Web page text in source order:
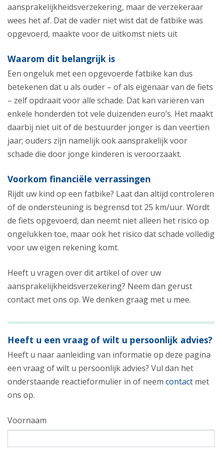
aansprakelijkheidsverzekering, maar de verzekeraar
wees het af. Dat de vader niet wist dat de fatbike was
opgevoerd, maakte voor de uitkomst niets uit
Waarom dit belangrijk is
Een ongeluk met een opgevoerde fatbike kan dus
betekenen dat u als ouder – of als eigenaar van de fiets
– zelf opdraait voor alle schade. Dat kan variëren van
enkele honderden tot vele duizenden euro’s. Het maakt
daarbij niet uit of de bestuurder jonger is dan veertien
jaar; ouders zijn namelijk ook aansprakelijk voor
schade die door jonge kinderen is veroorzaakt.
Voorkom financiële verrassingen
Rijdt uw kind op een fatbike? Laat dan altijd controleren
of de ondersteuning is begrensd tot 25 km/uur. Wordt
de fiets opgevoerd, dan neemt niet alleen het risico op
ongelukken toe, maar ook het risico dat schade volledig
voor uw eigen rekening komt.
Heeft u vragen over dit artikel of over uw
aansprakelijkheidsverzekering? Neem dan gerust
contact met ons op. We denken graag met u mee.
Heeft u een vraag of wilt u persoonlijk advies?
Heeft u naar aanleiding van informatie op deze pagina
een vraag of wilt u persoonlijk advies? Vul dan het
onderstaande reactieformulier in of neem contact met
ons op.
Voornaam